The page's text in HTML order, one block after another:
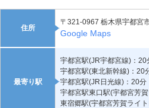
住所
〒321-0967 栃木県宇都宮
Google Maps
最寄り駅
宇都宮駅(JR宇都宮線)：20
宇都宮駅(東北新幹線)：20
宇都宮駅(JR日光線)：20分
宇都宮駅東口駅(宇都宮芳
東宿郷駅(宇都宮芳賀ライ